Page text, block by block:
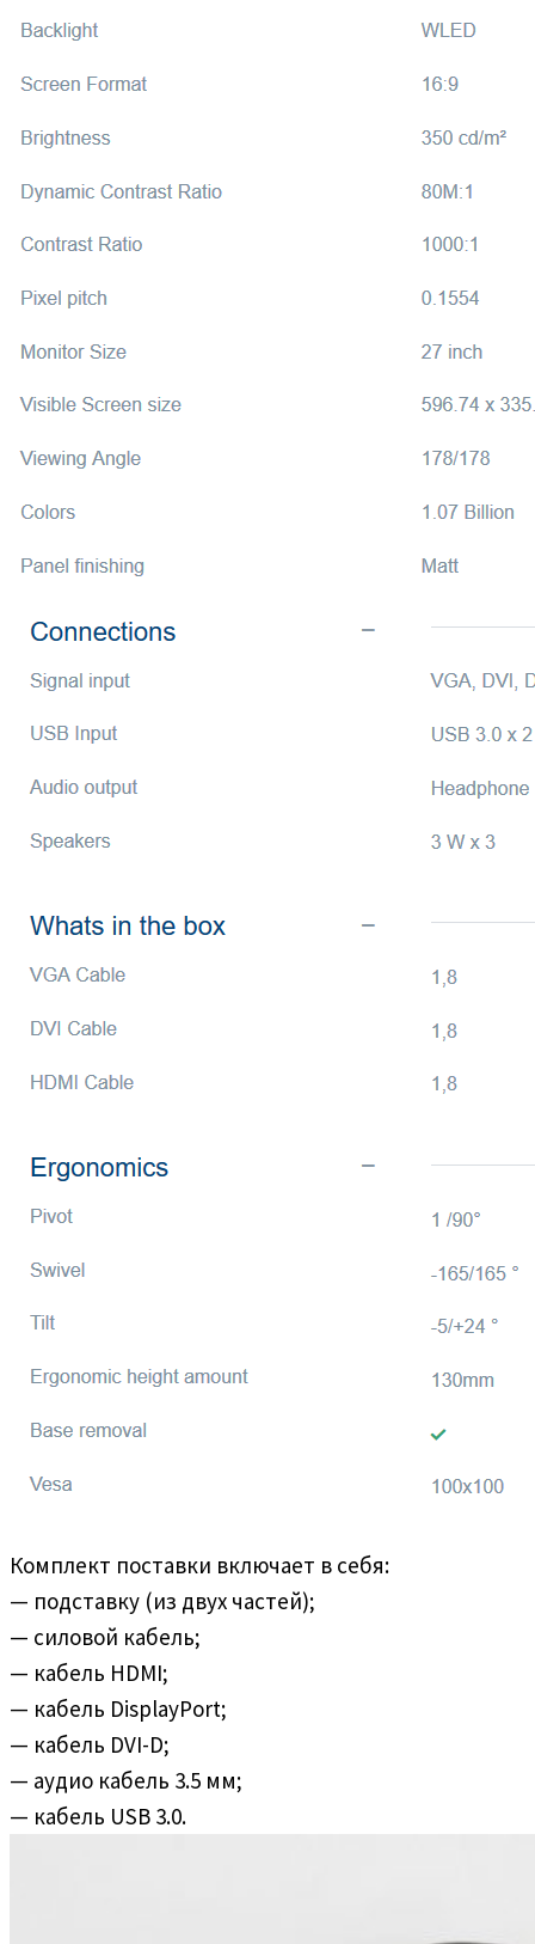
Комплект поставки включает в себя:
— подставку (из двух частей);
— силовой кабель;
— кабель HDMI;
— кабель DisplayPort;
— кабель DVI-D;
— аудио кабель 3.5 мм;
— кабель USB 3.0.